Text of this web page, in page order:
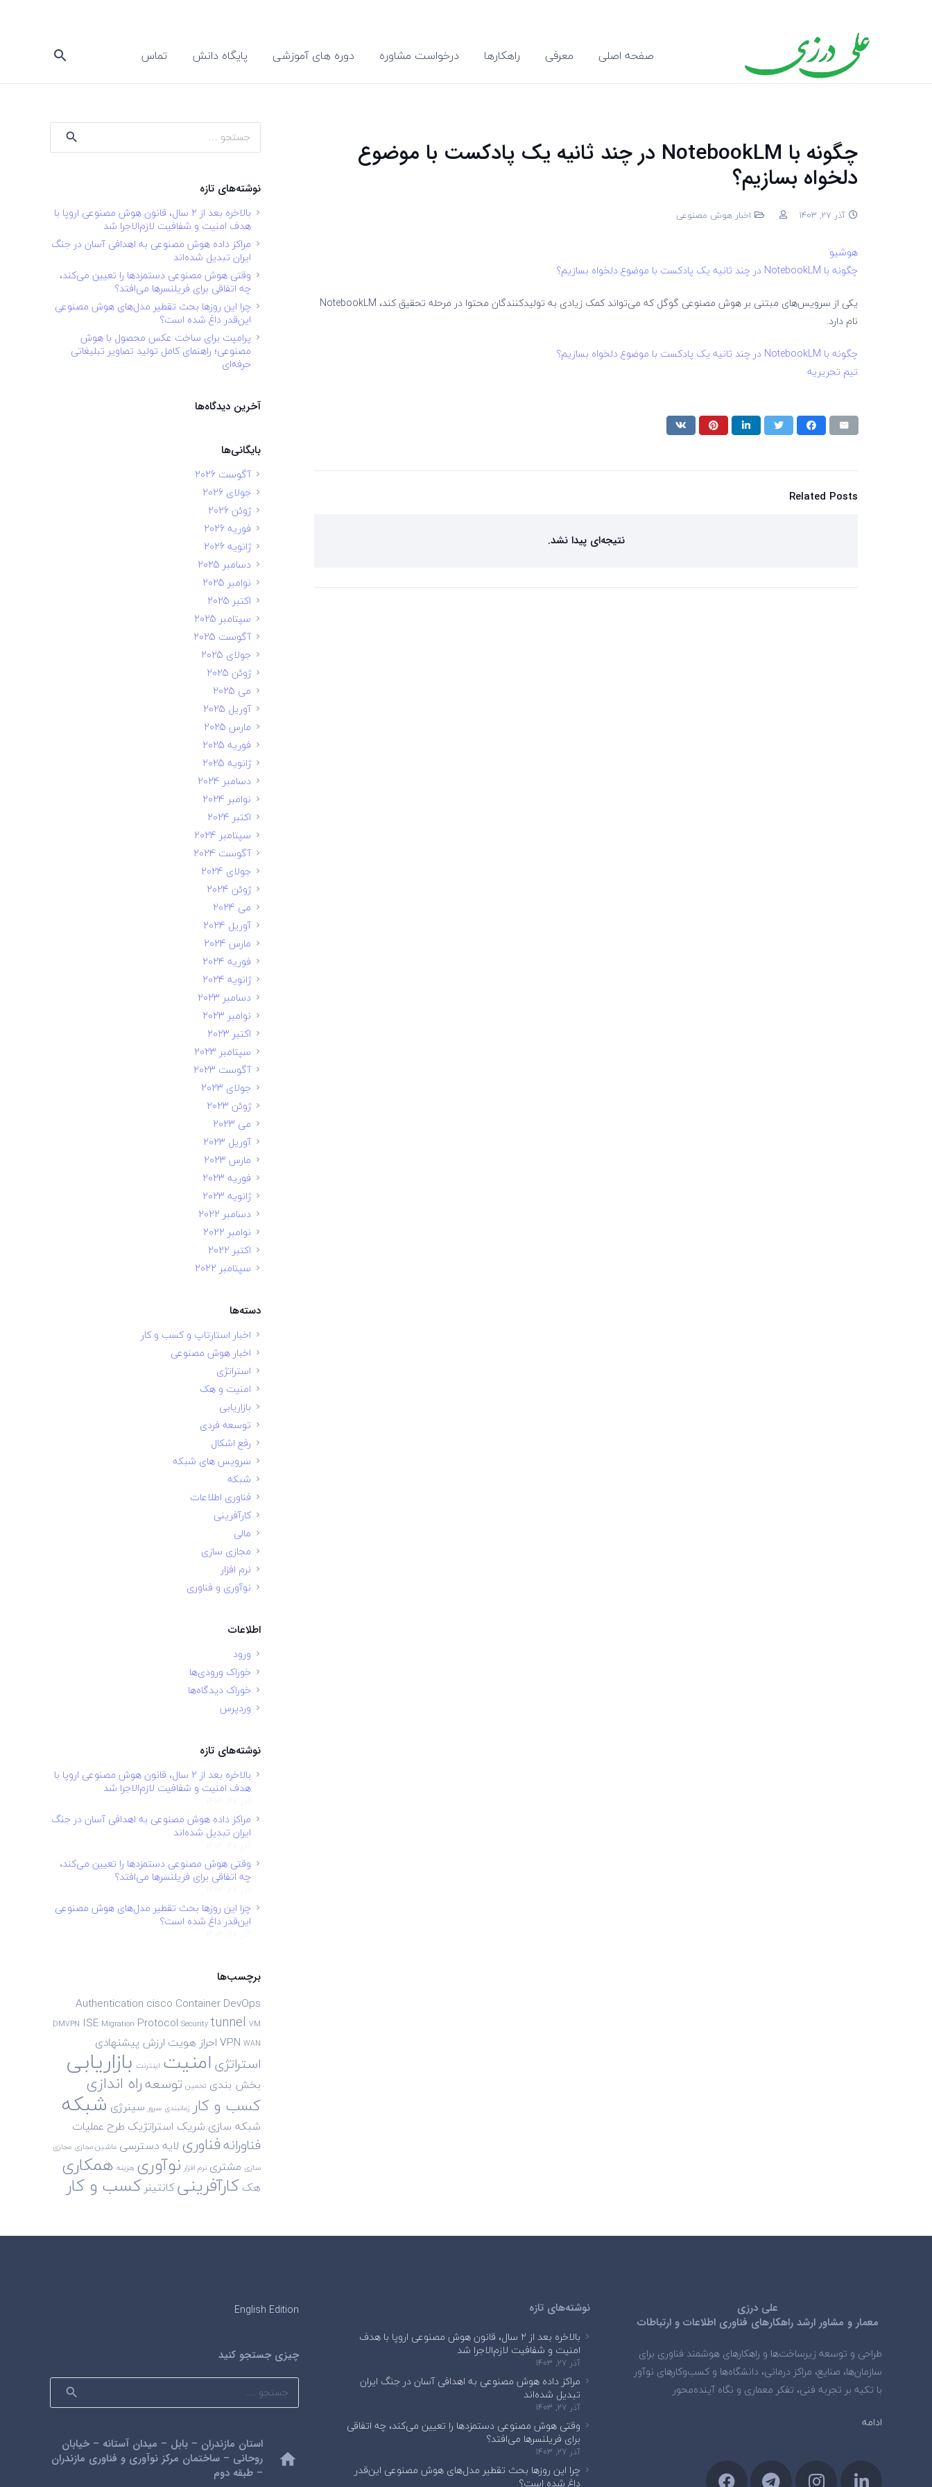
صفحه اصلی معرفی راهکارها درخواست مشاوره دوره های آموزشی پایگاه دانش تماس search
چگونه با NotebookLM در چند ثانیه یک پادکست با موضوع
دلخواه بسازیم؟
آذر 27, 1403 اخبار هوش مصنوعی
هوشیو
چگونه با NotebookLM در چند ثانیه یک پادکست با موضوع دلخواه بسازیم؟
یکی از سرویس‌های مبتنی بر هوش مصنوعی گوگل که می‌تواند کمک زیادی به تولیدکنندگان محتوا در مرحله تحقیق کند، NotebookLM
نام دارد.
چگونه با NotebookLM در چند ثانیه یک پادکست با موضوع دلخواه بسازیم؟
تیم تحریریه
Related Posts
نتیجه‌ای پیدا نشد.
جستجو
برای:
نوشته‌های تازه
بالاخره بعد از ۲ سال، قانون هوش مصنوعی اروپا با
هدف امنیت و شفافیت لازم‌الاجرا شد
مراکز داده هوش مصنوعی به اهدافی آسان در جنگ
ایران تبدیل شده‌اند
وقتی هوش مصنوعی دستمزدها را تعیین می‌کند،
چه اتفاقی برای فریلنسرها می‌افتد؟
چرا این روزها بحث تقطیر مدل‌های هوش مصنوعی
این‌قدر داغ شده است؟
پرامپت برای ساخت عکس محصول با هوش
مصنوعی؛ راهنمای کامل تولید تصاویر تبلیغاتی
حرفه‌ای
آخرین دیدگاه‌ها
بایگانی‌ها
آگوست 2026
جولای 2026
ژوئن 2026
فوریه 2026
ژانویه 2026
دسامبر 2025
نوامبر 2025
اکتبر 2025
سپتامبر 2025
آگوست 2025
جولای 2025
ژوئن 2025
می 2025
آوریل 2025
مارس 2025
فوریه 2025
ژانویه 2025
دسامبر 2024
نوامبر 2024
اکتبر 2024
سپتامبر 2024
آگوست 2024
جولای 2024
ژوئن 2024
می 2024
آوریل 2024
مارس 2024
فوریه 2024
ژانویه 2024
دسامبر 2023
نوامبر 2023
اکتبر 2023
سپتامبر 2023
آگوست 2023
جولای 2023
ژوئن 2023
می 2023
آوریل 2023
مارس 2023
فوریه 2023
ژانویه 2023
دسامبر 2022
نوامبر 2022
اکتبر 2022
سپتامبر 2022
دسته‌ها
اخبار استارتاپ و کسب و کار
اخبار هوش مصنوعی
استراتژی
امنیت و هک
بازاریابی
توسعه فردی
رفع اشکال
سرویس های شبکه
شبکه
فناوری اطلاعات
کارآفرینی
مالی
مجازی سازی
نرم افزار
نوآوری و فناوری
اطلاعات
ورود
خوراک ورودی‌ها
خوراک دیدگاه‌ها
وردپرس
نوشته‌های تازه
بالاخره بعد از ۲ سال، قانون هوش مصنوعی اروپا با
هدف امنیت و شفافیت لازم‌الاجرا شد
مراکز داده هوش مصنوعی به اهدافی آسان در جنگ
ایران تبدیل شده‌اند
وقتی هوش مصنوعی دستمزدها را تعیین می‌کند،
چه اتفاقی برای فریلنسرها می‌افتد؟
چرا این روزها بحث تقطیر مدل‌های هوش مصنوعی
این‌قدر داغ شده است؟
برچسب‌ها
Authentication cisco ContainerDevOps
DMVPN ISE Migration Protocol Security tunnel VM
VPN WAN احراز هویت ارزش پیشنهادی
استراتژی امنیت اینترنت بازاریابی
بخش بندی تخمین توسعهراه اندازی
کسب و کار زمانبندی سرور سینرژی شبکه
شبکه سازی شریک استراتژیک طرح عملیات
فناورانهفناوری لایه دسترسی ماشین مجازی مجازی
سازی مشتری نرم افزار نوآوری هزینه همکاری
هککارآفرینیکانتینر کسب و کار
علی درزی
معمار و مشاور ارشد راهکارهای فناوری اطلاعات و ارتباطات
طراحی و توسعه زیرساخت‌ها و راهکارهای هوشمند فناوری برای
سازمان‌ها، صنایع، مراکز درمانی، دانشگاه‌ها و کسب‌وکارهای نوآور
با تکیه بر تجربه فنی، تفکر معماری و نگاه آینده‌محور
ادامه
نوشته‌های تازه
بالاخره بعد از ۲ سال، قانون هوش مصنوعی اروپا با هدف
امنیت و شفافیت لازم‌الاجرا شد
آذر 27, 1403
مراکز داده هوش مصنوعی به اهدافی آسان در جنگ ایران
تبدیل شده‌اند
آذر 27, 1403
وقتی هوش مصنوعی دستمزدها را تعیین می‌کند، چه اتفاقی
برای فریلنسرها می‌افتد؟
آذر 27, 1403
چرا این روزها بحث تقطیر مدل‌های هوش مصنوعی این‌قدر
داغ شده است؟
English Edition
چیزی جستجو کنید
جستجو
برای:
home
استان مازندران – بابل – میدان آستانه – خیابان
روحانی – ساختمان مرکز نوآوری و فناوری مازندران
– طبقه دوم